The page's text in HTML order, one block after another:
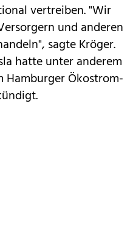
vertreiben. "Wir
und anderen
sagte Kröger.
hatte unter anderem
Ökostrom-